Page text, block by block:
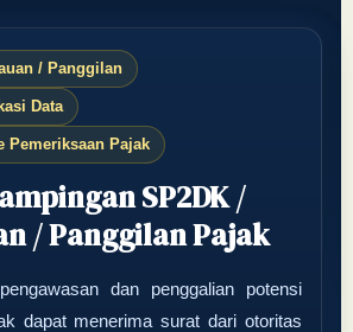
/ Panggilan
Data
Pemeriksaan Pajak
SP2DK /
/ Panggilan Pajak
dan penggalian potensi
dapat menerima surat dari otoritas